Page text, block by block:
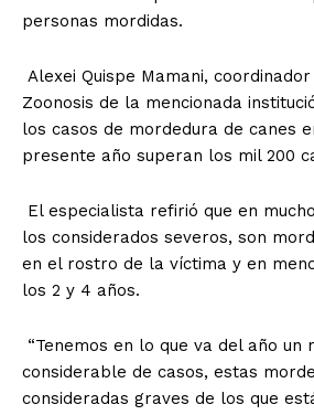
personas mordidas.
Alexei Quispe Mamani,
Zoonosis de la mencionada
los casos de mordedura de canes
presente año superan los mil 200
El especialista refirió que en
los considerados severos, son
en el rostro de la víctima y en
los 2 y 4 años.
“Tenemos en lo que va del año un
considerable de casos, estas
consideradas graves de los que